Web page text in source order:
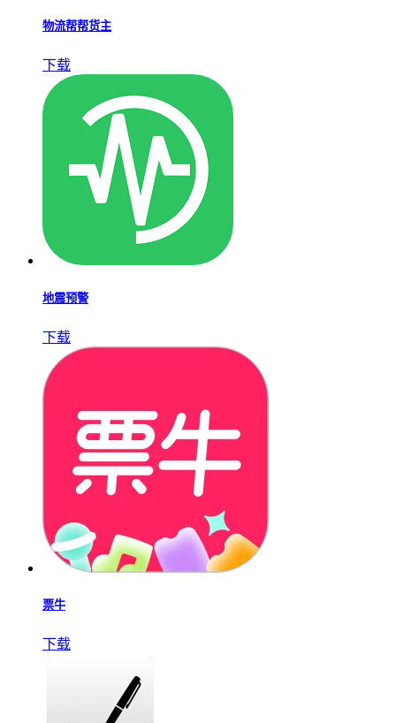
物流帮帮货主
下载
地震预警
下载
票牛
下载